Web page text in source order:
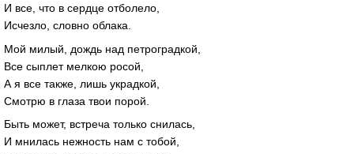
И все, что в сердце отболело,
Исчезло, словно облака.
Мой милый, дождь над петроградкой,
Все сыплет мелкою росой,
А я все также, лишь украдкой,
Смотрю в глаза твои порой.
Быть может, встреча только снилась,
И мнилась нежность нам с тобой,